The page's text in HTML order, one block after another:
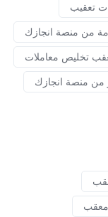
تعقيب
من منصة انجازك
تخليص معاملات
منصة انجازك
معقب